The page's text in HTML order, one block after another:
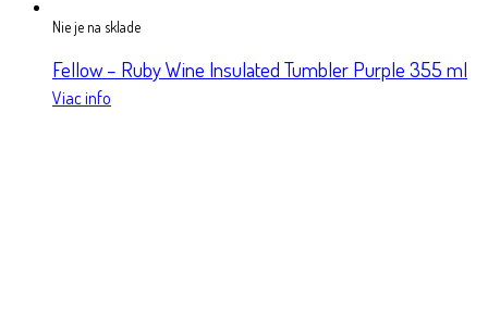
Nie je na sklade
Fellow – Ruby Wine Insulated Tumbler Purple 355 ml
Viac info